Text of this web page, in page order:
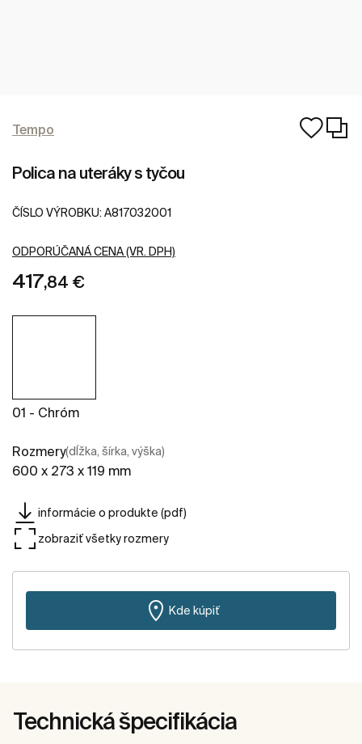
Tempo
Polica na uteráky s tyčou
ČÍSLO VÝROBKU: A817032001
ODPORÚČANÁ CENA (VR. DPH)
417,84 €
01 - Chróm
Rozmery(dĺžka, šírka, výška)
600 x 273 x 119 mm
informácie o produkte (pdf)
zobraziť všetky rozmery
Kde kúpiť
Technická špecifikácia